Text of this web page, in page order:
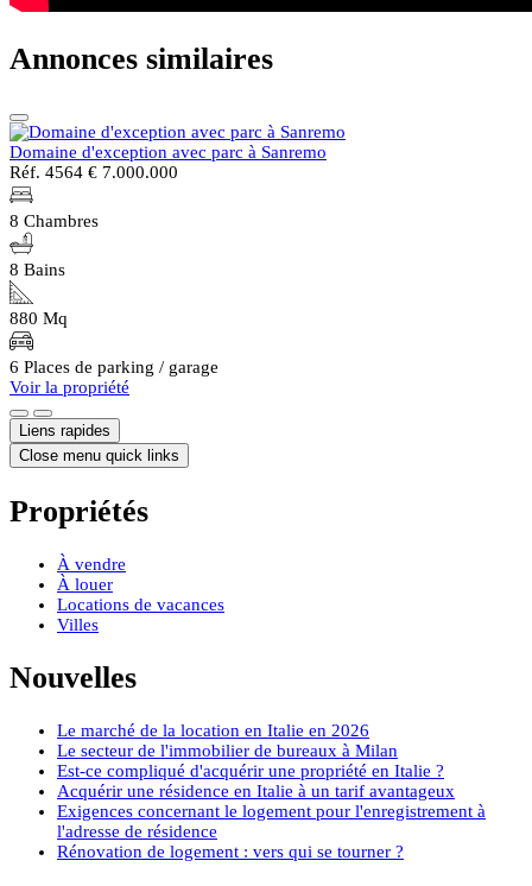
Annonces similaires
Domaine d'exception avec parc à Sanremo
Réf. 4564 € 7.000.000
8 Chambres
8 Bains
880 Mq
6 Places de parking / garage
Voir la propriété
Liens rapides
Close menu quick links
Propriétés
À vendre
À louer
Locations de vacances
Villes
Nouvelles
Le marché de la location en Italie en 2026
Le secteur de l'immobilier de bureaux à Milan
Est-ce compliqué d'acquérir une propriété en Italie ?
Acquérir une résidence en Italie à un tarif avantageux
Exigences concernant le logement pour l'enregistrement à
l'adresse de résidence
Rénovation de logement : vers qui se tourner ?